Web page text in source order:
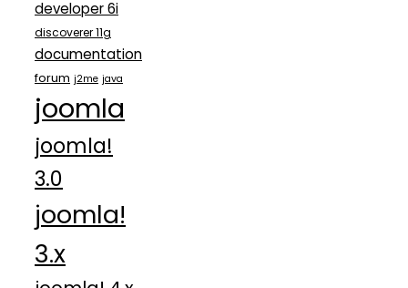
developer 6i
discoverer 11g
documentation
forum j2me java
joomla
joomla!
3.0
joomla!
3.x